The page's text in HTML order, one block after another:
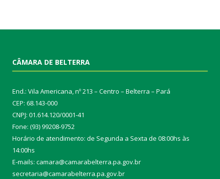
CÂMARA DE BELTERRA
End.: Vila Americana, nº 213 – Centro – Belterra – Pará
CEP: 68.143-000
CNPJ: 01.614.120/0001-41
Fone: (93) 99208-9752
Horário de atendimento: de Segunda a Sexta de 08:00hs às
14:00hs
E-mails: camara@camarabelterra.pa.gov.br
secretaria@camarabelterra.pa.gov.br